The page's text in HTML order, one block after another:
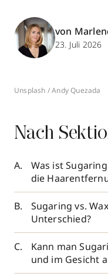
von
23. Juli 2026
Unsplash / Andy Quezada
Nach
Was ist
die
Sugaring vs.
Unterschied?
Kann man
und im Gesicht